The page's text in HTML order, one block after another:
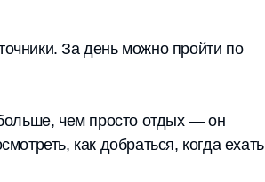
За день можно пройти по
чем просто отдых — он
как добраться, когда ехать